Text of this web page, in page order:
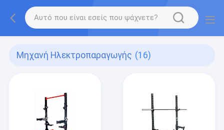
Μηχανή Ηλεκτροπαραγωγής (16)